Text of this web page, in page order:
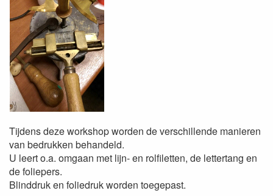
Tijdens deze workshop worden de verschillende manieren
van bedrukken behandeld.
U leert o.a. omgaan met lijn- en rolfiletten, de lettertang en
de foliepers.
Blinddruk en foliedruk worden toegepast.